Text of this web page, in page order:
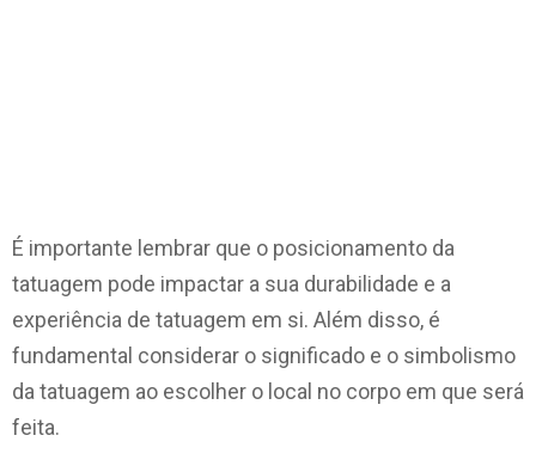
É importante lembrar que o posicionamento da
tatuagem pode impactar a sua durabilidade e a
experiência de tatuagem em si. Além disso, é
fundamental considerar o significado e o simbolismo
da tatuagem ao escolher o local no corpo em que será
feita.